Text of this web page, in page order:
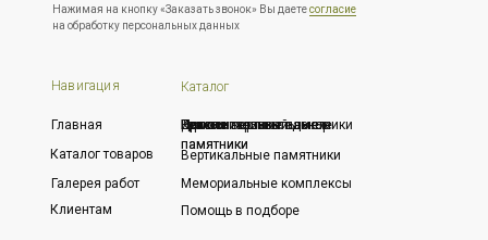
Каталог
Навигация
Главная
Каталог товаров
Галерея работ
Клиентам
Горизонтальные памятники
Вертикальные памятники
Мемориальные комплексы
Помощь в подборе
Нажимая на кнопку «Заказать звонок» Вы даетесогласие
на обработку персональных данных
Резные горизонтальные
памятники
Резные вертикальные
памятники
Дополнительный декор
Цоколя
Кресты